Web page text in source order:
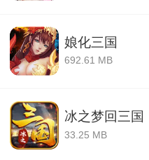
娘化三国
692.61 MB
冰之梦回三国
33.25 MB